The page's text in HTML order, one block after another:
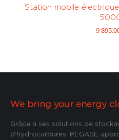
Electrique(1)
0 à 450
Station mobile
9
We bring your energy
Grâce à ses solutions de
d’hydrocarbures, PEGASE